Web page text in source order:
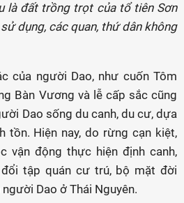
là đất trồng trọt của tổ tiên Sơn
dụng, các quan, thứ dân không
của người Dao, như cuốn Tôm
Bàn Vương và lễ cấp sắc cũng
Dao sống du canh, du cư, dựa
tồn. Hiện nay, do rừng cạn kiệt,
vận động thực hiện định canh,
tập quán cư trú, bộ mặt đời
Dao ở Thái Nguyên.